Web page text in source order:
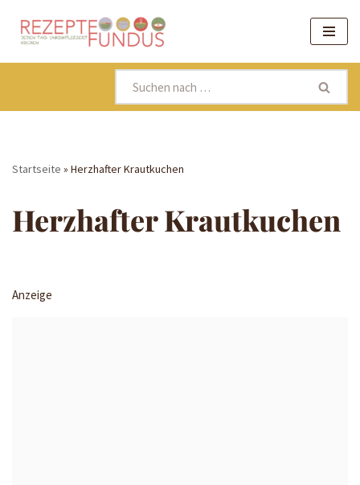
Zum
Inhalt
Startseite » Herzhafter Krautkuchen
Herzhafter Krautkuchen
Anzeige